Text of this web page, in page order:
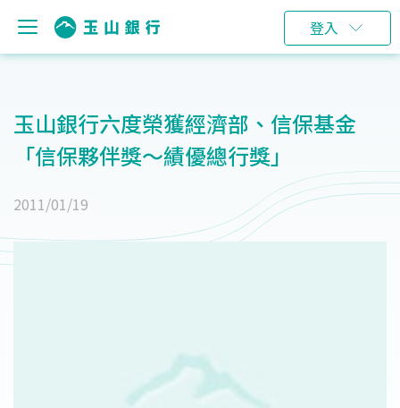
登入
玉山銀行六度榮獲經濟部、信保基金
「信保夥伴獎～績優總行獎」
2011/01/19